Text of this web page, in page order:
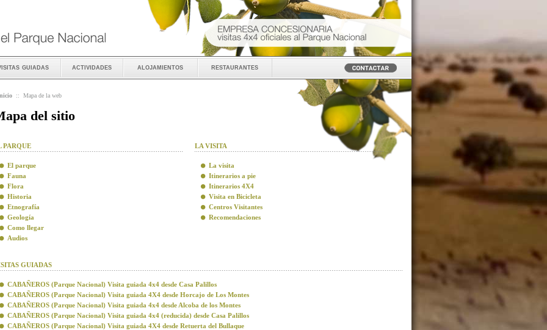
guiadas actividades alojamientos restaurantes
:: Mapa de la web
del sitio
PARQUE
El parque
Fauna
Flora
Historia
Etnografía
Geología
Como llegar
Audios
LA VISITA
La visita
Itinerarios a pie
Itinerarios 4X4
Visita en Bicicleta
Centros Visitantes
Recomendaciones
GUIADAS
CABAÑEROS (Parque Nacional) Visita guiada 4x4 desde Casa Palillos
CABAÑEROS (Parque Nacional) Visita guiada 4X4 desde Horcajo de Los Montes
CABAÑEROS (Parque Nacional) Visita guiada 4x4 desde Alcoba de los Montes
CABAÑEROS (Parque Nacional) Visita guiada 4x4 (reducida) desde Casa Palillos
CABAÑEROS (Parque Nacional) Visita guiada 4X4 desde Retuerta del Bullaque